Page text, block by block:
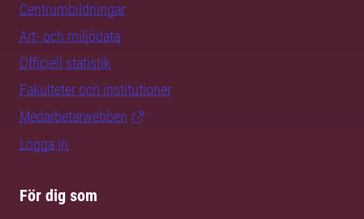
Centrumbildningar
Art- och miljödata
Officiell statistik
Fakulteter och institutioner
Medarbetarwebben
Logga in
För dig som